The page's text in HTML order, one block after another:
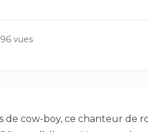
vues
cow-boy, ce chanteur de